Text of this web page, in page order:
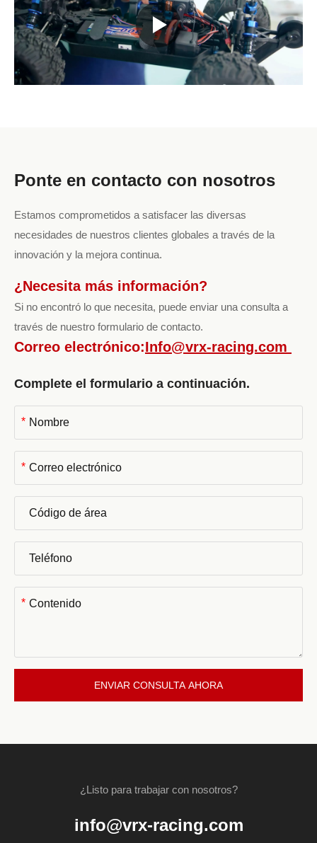
Ponte en contacto con nosotros
Estamos comprometidos a satisfacer las diversas
necesidades de nuestros clientes globales a través de la
innovación y la mejora continua.
¿Necesita más información?
Si no encontró lo que necesita, puede enviar una consulta a
través de nuestro formulario de contacto.
Correo electrónico:Info@vrx-racing.com
Complete el formulario a continuación.
*
*
*
ENVIAR CONSULTA AHORA
¿Listo para trabajar con nosotros?
info@vrx-racing.com